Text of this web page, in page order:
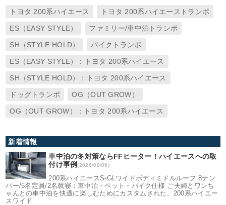
トヨタ 200系ハイエース トヨタ 200系ハイエーストランポ
ES（EASY STYLE） ファミリー/車中泊トランポ
SH（STYLE HOLD） バイクトランポ
ES（EASY STYLE）：トヨタ 200系ハイエース
SH（STYLE HOLD）：トヨタ 200系ハイエース
ドッグトランポ OG（OUT GROW）
OG（OUT GROW）：トヨタ 200系ハイエース
新着情報
車中泊の冬対策ならFFヒーター！ハイエースへの取
付け事例(2026/08/06)
200系ハイエースS-GLワイドボディミドルルーフ 8ナン
バー/5名定員/2名就寝：車中泊・ペット・バイク仕様 ご夫婦とワンち
ゃんとの車中泊を快適に楽しむためにカスタムされた、200系ハイエー
スワイド